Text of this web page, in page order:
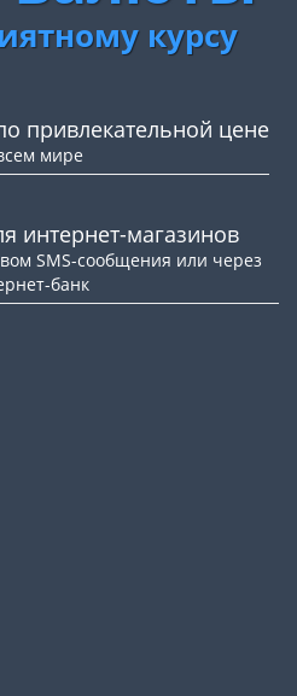
курсу
привлекательной цене
мире
интернет-магазинов
SMS-сообщения или через
банк